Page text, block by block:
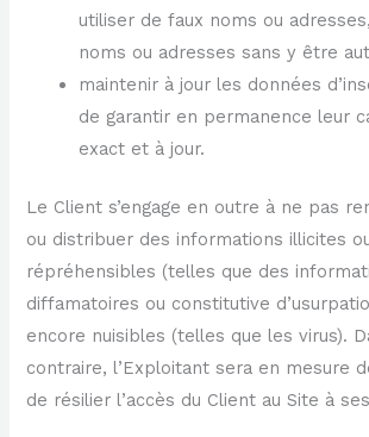
utiliser de faux noms ou
noms ou adresses sans y être
maintenir à jour les données
de garantir en permanence leur
exact et à jour.
Le Client s’engage en outre à ne pas
ou distribuer des informations illicites
répréhensibles (telles que des
diffamatoires ou constitutive
encore nuisibles (telles que les virus).
contraire, l’Exploitant sera en mesure
de résilier l’accès du Client au Site à